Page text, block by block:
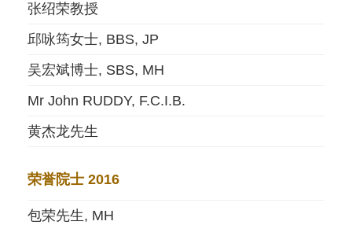
张绍荣教授
邱咏筠女士, BBS, JP
吴宏斌博士, SBS, MH
Mr John RUDDY, F.C.I.B.
黄杰龙先生
荣誉院士 2016
包荣先生, MH